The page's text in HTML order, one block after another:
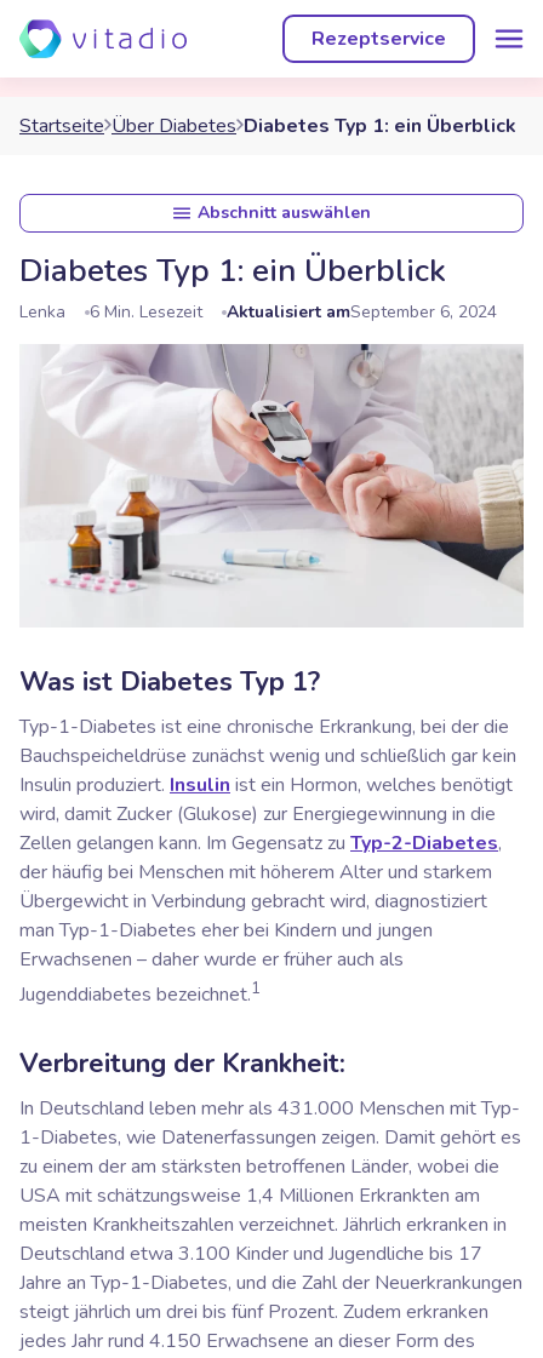
Rezeptservice
Startseite Über Diabetes Diabetes Typ 1: ein Überblick
Abschnitt auswählen
Diabetes Typ 1: ein Überblick
Lenka 6 Min. Lesezeit Aktualisiert amSeptember 6, 2024
Was ist Diabetes Typ 1?
Typ-1-Diabetes ist eine chronische Erkrankung, bei der die
Bauchspeicheldrüse zunächst wenig und schließlich gar kein
Insulin produziert. Insulin ist ein Hormon, welches benötigt
wird, damit Zucker (Glukose) zur Energiegewinnung in die
Zellen gelangen kann. Im Gegensatz zu Typ-2-Diabetes,
der häufig bei Menschen mit höherem Alter und starkem
Übergewicht in Verbindung gebracht wird, diagnostiziert
man Typ-1-Diabetes eher bei Kindern und jungen
Erwachsenen – daher wurde er früher auch als
Jugenddiabetes bezeichnet.1
Verbreitung der Krankheit:
In Deutschland leben mehr als 431.000 Menschen mit Typ-
1-Diabetes, wie Datenerfassungen zeigen. Damit gehört es
zu einem der am stärksten betroffenen Länder, wobei die
USA mit schätzungsweise 1,4 Millionen Erkrankten am
meisten Krankheitszahlen verzeichnet. Jährlich erkranken in
Deutschland etwa 3.100 Kinder und Jugendliche bis 17
Jahre an Typ-1-Diabetes, und die Zahl der Neuerkrankungen
steigt jährlich um drei bis fünf Prozent. Zudem erkranken
jedes Jahr rund 4.150 Erwachsene an dieser Form des